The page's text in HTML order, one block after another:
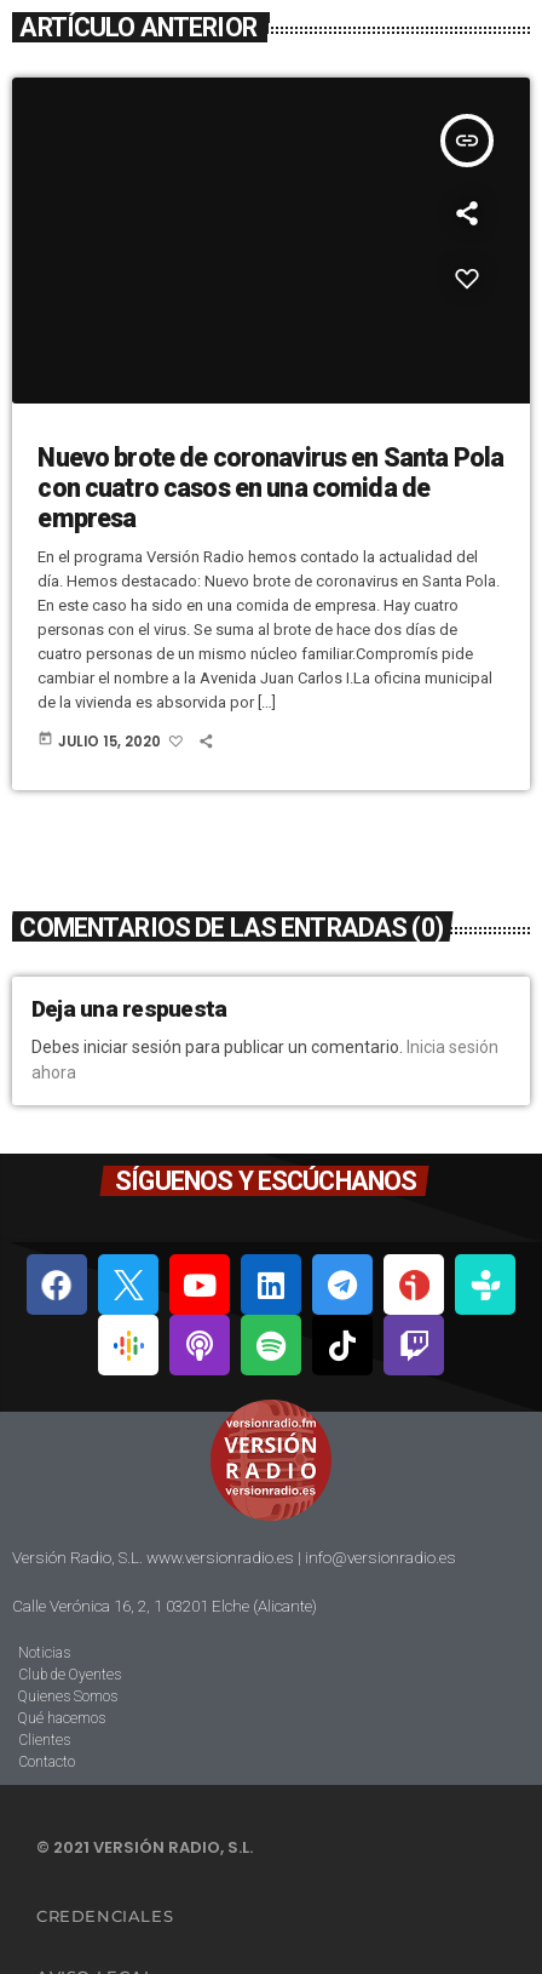
ARTÍCULO ANTERIOR
insert_link
Nuevo brote de coronavirus en Santa Pola
con cuatro casos en una comida de
empresa
En el programa Versión Radio hemos contado la actualidad del
día. Hemos destacado: Nuevo brote de coronavirus en Santa Pola.
En este caso ha sido en una comida de empresa. Hay cuatro
personas con el virus. Se suma al brote de hace dos días de
cuatro personas de un mismo núcleo familiar.Compromís pide
cambiar el nombre a la Avenida Juan Carlos I.La oficina municipal
de la vivienda es absorvida por […]
today JULIO 15, 2020
COMENTARIOS DE LAS ENTRADAS (0)
Deja una respuesta
Debes iniciar sesión para publicar un comentario.
Inicia sesión
ahora
SÍGUENOS Y ESCÚCHANOS
Versión Radio, S.L. www.versionradio.es | info@versionradio.es
Calle Verónica 16, 2, 1 03201 Elche (Alicante)
Noticias
Club de Oyentes
Quienes Somos
Qué hacemos
Clientes
Contacto
© 2021 VERSIÓN RADIO, S.L.
CREDENCIALES